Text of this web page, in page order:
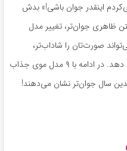
اینقدر جوان باشی!» بدش
ظاهری جوان‌تر، تغییر مدل
صورت‌تان را شاداب‌تر،
چهره‌تان را بازتر و انرژی‌تان را بیشتر نشان دهد. در ادامه با ۹ مدل موی جذاب
سال جوان‌تر نشان می‌دهند!